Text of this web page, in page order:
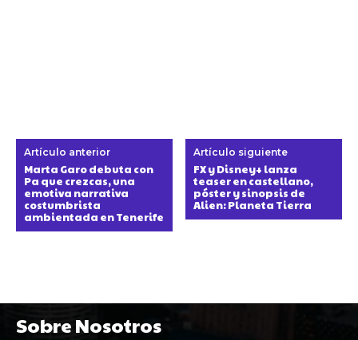
Artículo anterior
Marta Garo debuta con
Pa que crezcas, una
emotiva narrativa
costumbrista
ambientada en Tenerife
Artículo siguiente
FX y Disney+ lanza
teaser en castellano,
póster y sinopsis de
Alien: Planeta Tierra
Sobre Nosotros